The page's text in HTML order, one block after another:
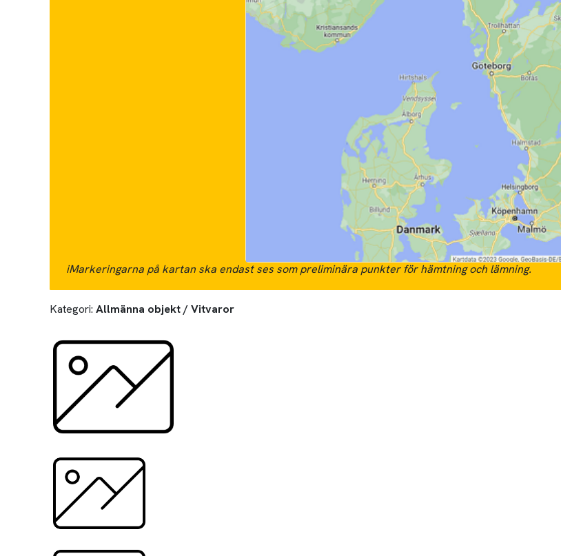
iMarkeringarna på kartan ska endast ses som preliminära punkter för hämtning och lämning.
Kategori: Allmänna objekt / Vitvaror